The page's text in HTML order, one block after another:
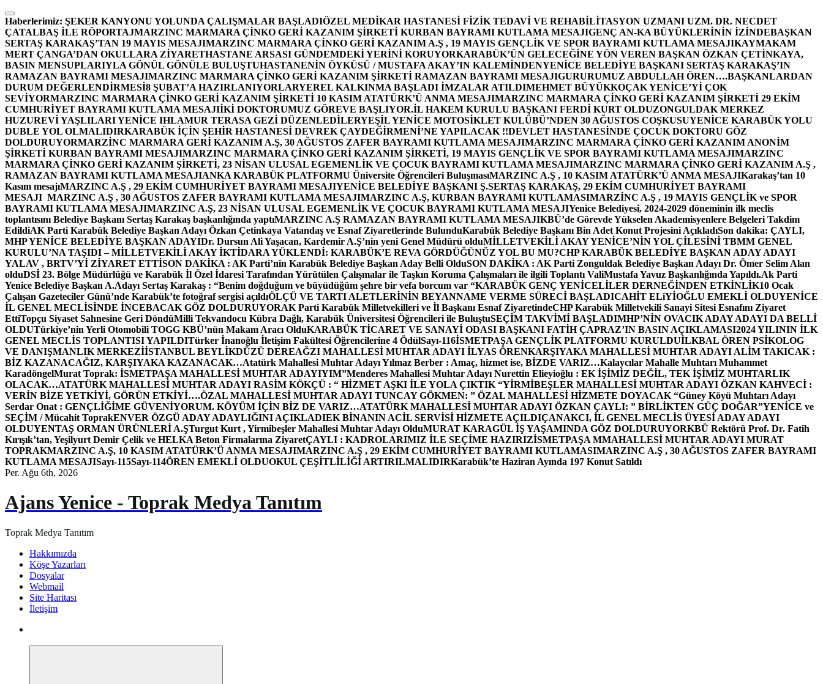
İçeriğe
atla
Haberlerimiz: ŞEKER KANYONU YOLUNDA ÇALIŞMALAR BAŞLADIÖZEL MEDİKAR HASTANESİ FİZİK TEDAVİ VE REHABİLİTASYON UZMANI UZM. DR. NECDET
ÇATALBAŞ İLE RÖPORTAJMARZINC MARMARA ÇİNKO GERİ KAZANIM ŞİRKETİ KURBAN BAYRAMI KUTLAMA MESAJIGENÇ AN-KA BÜYÜKLERİNİN İZİNDEBAŞKAN
SERTAŞ KARAKAŞ’TAN 19 MAYIS MESAJIMARZINC MARMARA ÇİNKO GERİ KAZANIM A.Ş , 19 MAYIS GENÇLİK VE SPOR BAYRAMI KUTLAMA MESAJIKAYMAKAM
MERT ÇANGA’DAN OKULLARA ZİYARETHASTANE ARSASI GÜNDEMDEKİ YERİNİ KORUYORKARABÜK’ÜN GELECEĞİNE YÖN VEREN BAŞKAN ÖZKAN ÇETİNKAYA,
BASIN MENSUPLARIYLA GÖNÜL GÖNÜLE BULUŞTUHASTANENİN ÖYKÜSÜ / MUSTAFA AKAY’IN KALEMİNDENYENİCE BELEDİYE BAŞKANI SERTAŞ KARAKAŞ’IN
RAMAZAN BAYRAMI MESAJIMARZINC MARMARA ÇİNKO GERİ KAZANIM ŞİRKETİ RAMAZAN BAYRAMI MESAJIGURURUMUZ ABDULLAH ÖREN….BAŞKANLARDAN
DURUM DEĞERLENDİRMESİ8 ŞUBAT’A HAZIRLANIYORLARYEREL KALKINMA BAŞLADI İMZALAR ATILDIMEHMET BÜYÜKKOÇAK YENİCE’Yİ ÇOK
SEVİYORMARZINC MARMARA ÇİNKO GERİ KAZANIM ŞİRKETİ 10 KASIM ATATÜRK’Ü ANMA MESAJIMARZINC MARMARA ÇİNKO GERİ KAZANIM ŞİRKETİ 29 EKİM
CUMHURİYET BAYRAMI KUTLAMA MESAJIİKİ DOKTORUMUZ GÖREVE BAŞLIYOR.İL HAKEM KURULU BAŞKANI FERDİ KURT OLDUZONGULDAK MERKEZ
HUZUREVİ YAŞLILARI YENİCE IHLAMUR TERASA GEZİ DÜZENLEDİLERYEŞİL YENİCE MOTOSİKLET KULÜBÜ’NDEN 30 AĞUSTOS COŞKUSUYENİCE KARABÜK YOLU
DUBLE YOL OLMALIDIRKARABÜK İÇİN ŞEHİR HASTANESİ DEVREK ÇAYDEĞİRMENİ’NE YAPILACAK !!DEVLET HASTANESİNDE ÇOCUK DOKTORU GÖZ
DOLDURUYORMARZİNC MARMARA GERİ KAZANIM A.Ş, 30 AĞUSTOS ZAFER BAYRAMI KUTLAMA MESAJIMARZINC MARMARA ÇİNKO GERİ KAZANIM ANONİM
ŞİRKETİ KURBAN BAYRAMI MESAJIMARZINC MARMARA ÇİNKO GERİ KAZANIM ŞİRKETİ, 19 MAYIS GENÇLİK VE SPOR BAYRAMI KUTLAMA MESAJIMARZINC
MARMARA ÇİNKO GERİ KAZANIM ŞİRKETİ, 23 NİSAN ULUSAL EGEMENLİK VE ÇOCUK BAYRAMI KUTLAMA MESAJIMARZINC MARMARA ÇİNKO GERİ KAZANIM A.Ş ,
RAMAZAN BAYRAMI KUTLAMA MESAJIANKA KARABÜK PLATFORMU Üniversite Öğrencileri BuluşmasıMARZINC A.Ş , 10 KASIM ATATÜRK’Ü ANMA MESAJIKarakaş’tan 10
Kasım mesajıMARZINC A.Ş , 29 EKİM CUMHURİYET BAYRAMI MESAJIYENİCE BELEDİYE BAŞKANI Ş.SERTAŞ KARAKAŞ, 29 EKİM CUMHURİYET BAYRAMI
MESAJI MARZINC A.Ş , 30 AĞUSTOS ZAFER BAYRAMI KUTLAMA MESAJIMARZINC A.Ş, KURBAN BAYRAMI KUTLAMASIMARZİNC A.Ş , 19 MAYIS GENÇLİK ve SPOR
BAYRAMI KUTLAMA MESAJIMARZINC A.Ş, 23 NİSAN ULUSAL EGEMENLİK VE ÇOCUK BAYRAMI KUTLAMA MESAJIYenice Belediyesi, 2024-2029 döneminin ilk meclis
toplantısını Belediye Başkanı Sertaş Karakaş başkanlığında yaptıMARZINC A.Ş RAMAZAN BAYRAMI KUTLAMA MESAJIKBÜ’de Görevde Yükselen Akademisyenlere Belgeleri Takdim
EdildiAK Parti Karabük Belediye Başkan Adayı Özkan Çetinkaya Vatandaş ve Esnaf Ziyaretlerinde BulunduKarabük Belediye Başkanı Bin Adet Konut Projesini AçıkladıSon dakika: ÇAYLI,
MHP YENİCE BELEDİYE BAŞKAN ADAYIDr. Dursun Ali Yaşacan, Kardemir A.Ş’nin yeni Genel Müdürü olduMİLLETVEKİLİ AKAY YENİCE’NİN YOL ÇİLESİNİ TBMM GENEL
KURULU’NA TAŞIDI – MİLLETVEKİLİ AKAY İKTİDARA YÜKLENDİ: KARABÜK’E REVA GÖRDÜĞÜNÜZ YOL BU MU?CHP KARABÜK BELEDİYE BAŞKAN ADAY ADAYI
YALAV , BRTV’Yİ ZİYARET ETTİSON DAKİKA : AK Parti’nin Karabük Belediye Başkan Aday Belli OlduSON DAKİKA : AK Parti Zonguldak Belediye Başkan Adayı Dr. Ömer Selim Alan
olduDSİ 23. Bölge Müdürlüğü ve Karabük İl Özel İdaresi Tarafından Yürütülen Çalışmalar ile Taşkın Koruma Çalışmaları ile ilgili Toplantı ValiMustafa Yavuz Başkanlığında Yapıldı.Ak Parti
Yenice Belediye Başkan A.Adayı Sertaş Karakaş : “Benim doğduğum ve büyüdüğüm şehre bir vefa borcum var “KARABÜK GENÇ YENİCELİLER DERNEĞİNDEN ETKİNLİK10 Ocak
Çalışan Gazeteciler Günü’nde Karabük’te fotoğraf sergisi açıldıÖLÇÜ VE TARTI ALETLERİNİN BEYANNAME VERME SÜRECİ BAŞLADICAHİT ELiYİOĞLU EMEKLİ OLDUYENİCE
İL GENEL MECLİSİNDE İNCEBACAK GÖZ DOLDURUYORAK Parti Karabük Milletvekilleri ve İl Başkanı Esnaf ZiyaretindeCHP Karabük Milletvekili Sanayi Sitesi Esnafını Ziyaret
EttiTopçu Siyaset Sahnesine Geri DöndüMilli Tekvandocu Kübra Dağlı, Karabük Üniversitesi Öğrencileri ile BuluştuSEÇİM TAKVİMİ BAŞLADIMHP’NİN OVACIK ADAY ADAYI DA BELLİ
OLDUTürkiye’nin Yerli Otomobili TOGG KBÜ’nün Makam Aracı OlduKARABÜK TİCARET VE SANAYİ ODASI BAŞKANI FATİH ÇAPRAZ’IN BASIN AÇIKLAMASI2024 YILININ İLK
GENEL MECLİS TOPLANTISI YAPILDITürker İnanoğlu İletişim Fakültesi Öğrencilerine 4 ÖdülSayı-116İSMETPAŞA GENÇLİK PLATFORMU KURULDUİLKBAL ÖREN PSİKOLOG
VE DANIŞMANLIK MERKEZİİSTANBUL BEYLİKDÜZÜ DEREAĞZI MAHALLESİ MUHTAR ADAYI İLYAS ÖRENKARŞIYAKA MAHALLESİ MUHTAR ADAYI ALİM TAKICAK :
BİZ KAZANACAĞIZ, KARŞIYAKA KAZANACAK…Atatürk Mahallesi Muhtar Adayı Yılmaz Berber : Amaç, hizmet ise, BİZDE VARIZ…Kalaycılar Mahalle Muhtarı Muhammet
KaradöngelMurat Toprak: İSMETPAŞA MAHALLESİ MUHTAR ADAYIYIM”Menderes Mahallesi Muhtar Adayı Nurettin Elieyioğlu : EK İŞİMİZ DEĞİL, TEK İŞİMİZ MUHTARLIK
OLACAK…ATATÜRK MAHALLESİ MUHTAR ADAYI RASİM KÖKÇÜ : “ HİZMET AŞKI İLE YOLA ÇIKTIK “YİRMİBEŞLER MAHALLESİ MUHTAR ADAYI ÖZKAN KAHVECİ :
VERİN BİZE YETKİYİ, GÖRÜN ETKİYİ….ÖZAL MAHALLESİ MUHTAR ADAYI TUNCAY GÖKMEN: ” ÖZAL MAHALLESİ HİZMETE DOYACAK “Güney Köyü Muhtarı Adayı
Serdar Onat : GENÇLİĞİME GÜVENİYORUM. KÖYÜM İÇİN BİZ DE VARIZ…ATATÜRK MAHALLESİ MUHTAR ADAYI ÖZKAN ÇAYLI: ” BİRLİKTEN GÜÇ DOĞAR”YENİCE ve
SEÇİM / Mücahit ToprakENVER ÖZGÜ ADAY ADAYLIĞINI AÇIKLADIEK BİNANIN ACİL SERVİSİ HİZMETE AÇILDIÇANAKCI, İL GENEL MECLİS ÜYESİ ADAY ADAYI
OLDUYENTAŞ ORMAN ÜRÜNLERİ A.ŞTurgut Kurt , Yirmibeşler Mahallesi Muhtar Adayı OlduMURAT KARAGÜL İŞ YAŞAMINDA GÖZ DOLDURUYORKBÜ Rektörü Prof. Dr. Fatih
Kırışık’tan, Yeşilyurt Demir Çelik ve HELKA Beton Firmalarına ZiyaretÇAYLI : KADROLARIMIZ İLE SEÇİME HAZIRIZİSMETPAŞA MMAHALLESİ MUHTAR ADAYI MURAT
TOPRAKMARZINC A.Ş, 10 KASIM ATATÜRK’Ü ANMA MESAJIMARZINC A.Ş , 29 EKİM CUMHURİYET BAYRAMI KUTLAMASIMARZINC A.Ş , 30 AĞUSTOS ZAFER BAYRAMI
KUTLAMA MESAJISayı-115Sayı-114ÖREN EMEKLİ OLDUOKUL ÇEŞİTLİLİĞİ ARTIRILMALIDIRKarabük’te Haziran Ayında 197 Konut Satıldı
Per. Ağu 6th, 2026
Ajans Yenice - Toprak Medya Tanıtım
Toprak Medya Tanıtım
Hakkımızda
Köşe Yazarları
Dosyalar
Webmail
Site Haritası
İletişim